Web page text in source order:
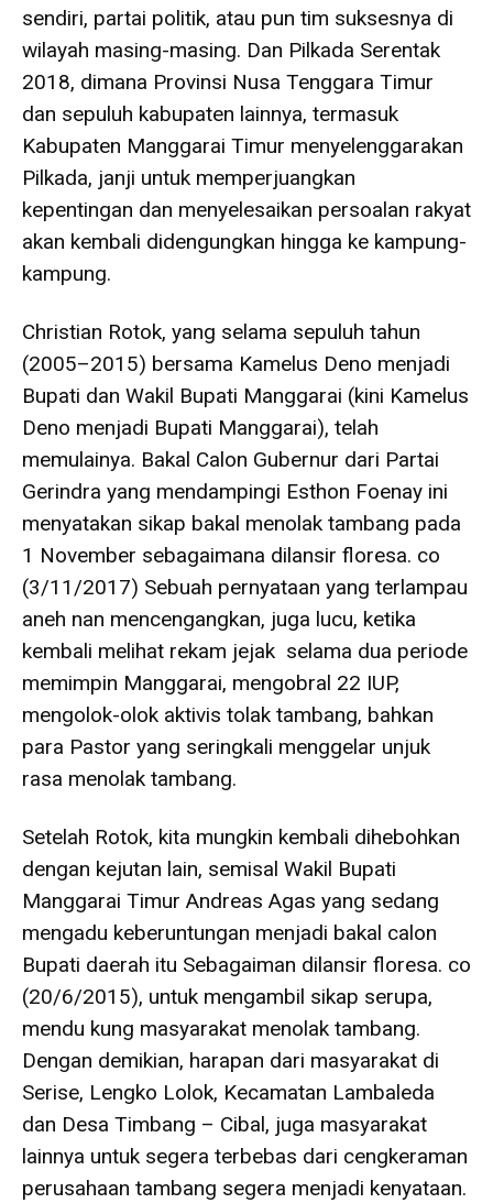
sendiri, partai politik, atau pun tim suksesnya di
wilayah masing-masing. Dan Pilkada Serentak
2018, dimana Provinsi Nusa Tenggara Timur
dan sepuluh kabupaten lainnya, termasuk
Kabupaten Manggarai Timur menyelenggarakan
Pilkada, janji untuk memperjuangkan
kepentingan dan menyelesaikan persoalan rakyat
akan kembali didengungkan hingga ke kampung-
kampung.
Christian Rotok, yang selama sepuluh tahun
(2005–2015) bersama Kamelus Deno menjadi
Bupati dan Wakil Bupati Manggarai (kini Kamelus
Deno menjadi Bupati Manggarai), telah
memulainya. Bakal Calon Gubernur dari Partai
Gerindra yang mendampingi Esthon Foenay ini
menyatakan sikap bakal menolak tambang pada
1 November sebagaimana dilansir floresa. co
(3/11/2017) Sebuah pernyataan yang terlampau
aneh nan mencengangkan, juga lucu, ketika
kembali melihat rekam jejak selama dua periode
memimpin Manggarai, mengobral 22 IUP,
mengolok-olok aktivis tolak tambang, bahkan
para Pastor yang seringkali menggelar unjuk
rasa menolak tambang.
Setelah Rotok, kita mungkin kembali dihebohkan
dengan kejutan lain, semisal Wakil Bupati
Manggarai Timur Andreas Agas yang sedang
mengadu keberuntungan menjadi bakal calon
Bupati daerah itu Sebagaiman dilansir floresa. co
(20/6/2015), untuk mengambil sikap serupa,
mendu kung masyarakat menolak tambang.
Dengan demikian, harapan dari masyarakat di
Serise, Lengko Lolok, Kecamatan Lambaleda
dan Desa Timbang – Cibal, juga masyarakat
lainnya untuk segera terbebas dari cengkeraman
perusahaan tambang segera menjadi kenyataan.